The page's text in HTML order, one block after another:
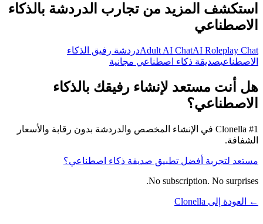
استكشف المزيد من تجارب الدردشة بالذكاء
الاصطناعي
Adult AI ChatAI Roleplay Chat
دردشة رفيق الذكاء
الاصطناعيصديقة ذكاء اصطناعي مجانية
هل أنت مستعد لإنشاء رفيقك بالذكاء
الاصطناعي؟
Clonella #1 في الإنشاء المخصص والدردشة بدون رقابة والأسعار
الشفافة.
مستعد لتجربة أفضل تطبيق صديقة ذكاء اصطناعي؟
No subscription. No surprises.
← العودة إلى Clonella